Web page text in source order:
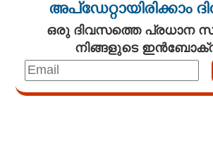
അപ്ഡേറ്റായിരിക്കാം
ഒരു ദിവസത്തെ പ്രധാന
നിങ്ങളുടെ